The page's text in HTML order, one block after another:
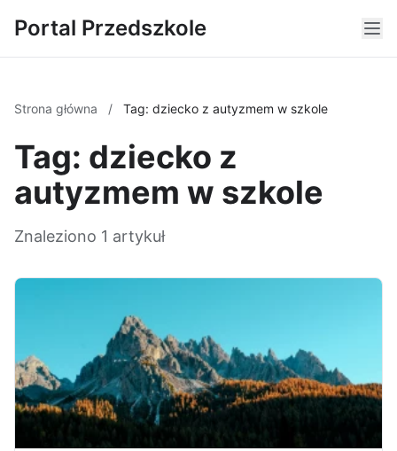
Portal Przedszkole
Strona główna / Tag: dziecko z autyzmem w szkole
Tag: dziecko z
autyzmem w szkole
Znaleziono 1 artykuł